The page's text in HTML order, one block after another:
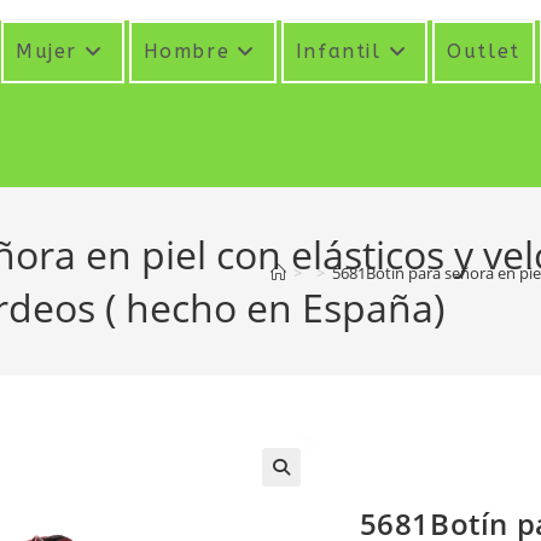
Mujer Hombre Infantil Outlet
en piel con elásticos y
( hecho en España)
> > 5681Botín para señora en
5681Botín